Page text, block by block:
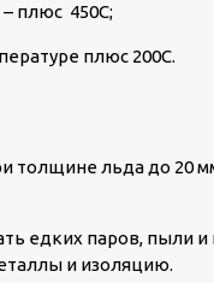
– плюс 450С;
плюс 200С.
льда до 20
едких паров, пыли и
и изоляцию.